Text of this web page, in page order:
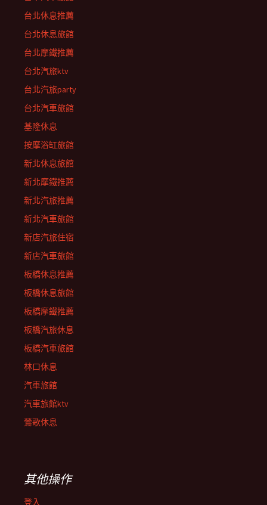
台北休息推薦
台北休息旅館
台北摩鐵推薦
台北汽旅ktv
台北汽旅party
台北汽車旅館
基隆休息
按摩浴缸旅館
新北休息旅館
新北摩鐵推薦
新北汽旅推薦
新北汽車旅館
新店汽旅住宿
新店汽車旅館
板橋休息推薦
板橋休息旅館
板橋摩鐵推薦
板橋汽旅休息
板橋汽車旅館
林口休息
汽車旅館
汽車旅館ktv
鶯歌休息
其他操作
登入